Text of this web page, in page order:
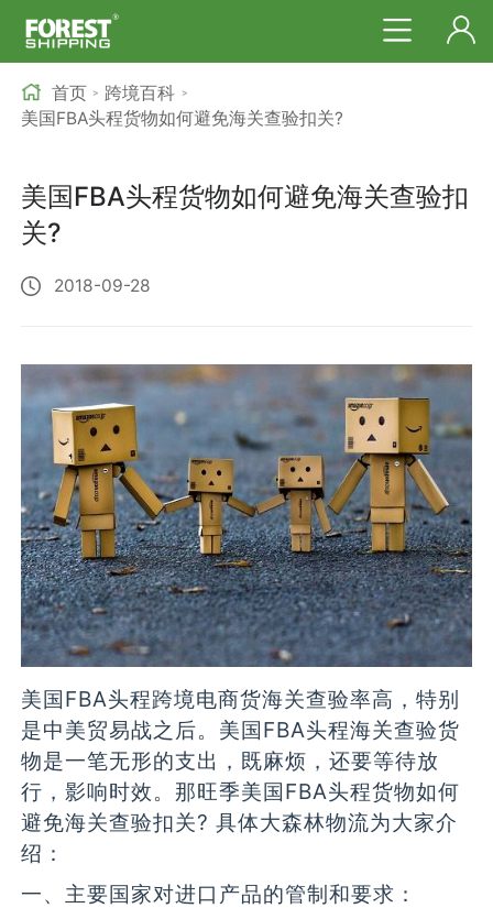
首页 > 跨境百科 >
美国FBA头程货物如何避免海关查验扣关?
美国FBA头程货物如何避免海关查验扣
关?
2018-09-28
美国FBA头程跨境电商货海关查验率高，特别
是中美贸易战之后。美国FBA头程海关查验货
物是一笔无形的支出，既麻烦，还要等待放
行，影响时效。那旺季美国FBA头程货物如何
避免海关查验扣关? 具体大森林物流为大家介
绍：
一、主要国家对进口产品的管制和要求：